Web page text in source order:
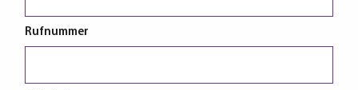
Rufnummer